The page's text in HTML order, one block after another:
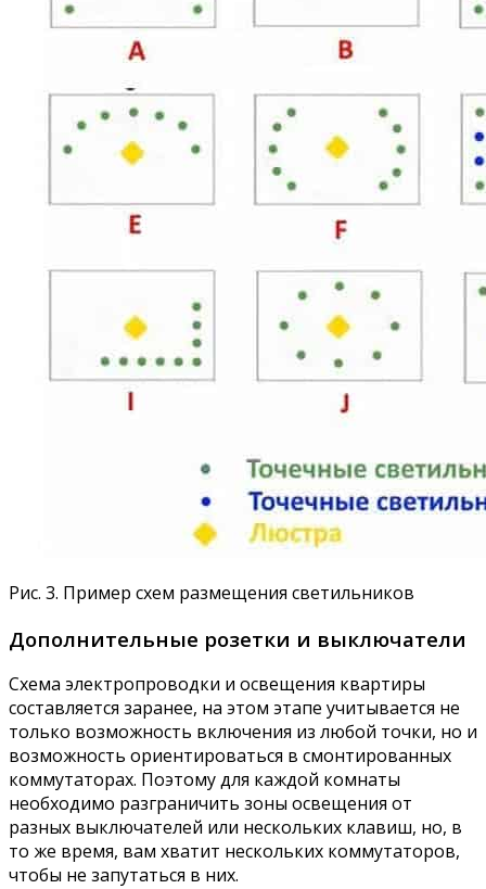
Рис. 3. Пример схем размещения светильников
Дополнительные розетки и выключатели
Схема электропроводки и освещения квартиры
составляется заранее, на этом этапе учитывается не
только возможность включения из любой точки, но и
возможность ориентироваться в смонтированных
коммутаторах. Поэтому для каждой комнаты
необходимо разграничить зоны освещения от
разных выключателей или нескольких клавиш, но, в
то же время, вам хватит нескольких коммутаторов,
чтобы не запутаться в них.